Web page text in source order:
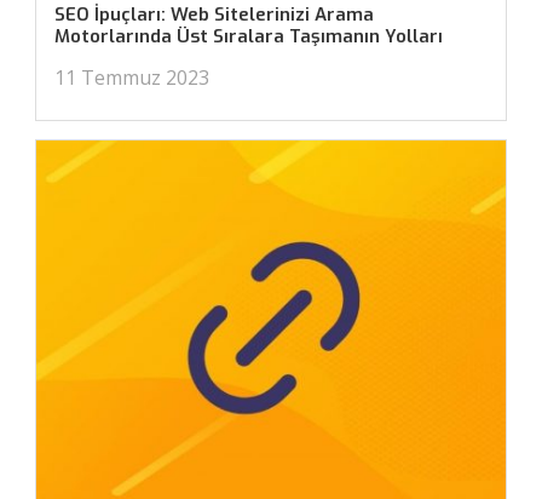
SEO İpuçları: Web Sitelerinizi Arama
Motorlarında Üst Sıralara Taşımanın Yolları
11 Temmuz 2023